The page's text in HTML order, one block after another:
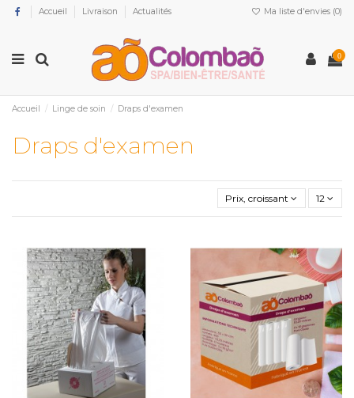
Accueil Livraison Actualités Ma liste d'envies (0)
0
Accueil Linge de soin Draps d'examen
Draps d'examen
Prix, croissant 12